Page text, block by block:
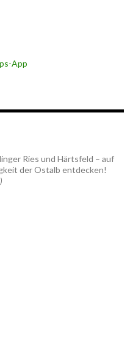
App
Ries und Härtsfeld – auf
der Ostalb entdecken!